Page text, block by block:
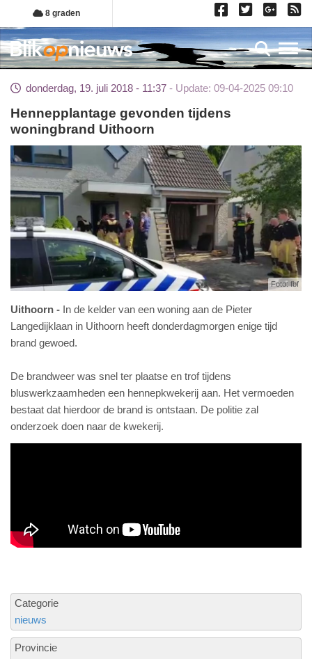
Overslaan
en
naar
de
gaan
8 graden
donderdag, 19. juli 2018 - 11:37 Update: 09-04-2025 09:10
Hennepplantage gevonden tijdens
woningbrand Uithoorn
Foto: fbf
Uithoorn
In de kelder van een woning aan de Pieter
Langedijklaan in Uithoorn heeft donderdagmorgen enige tijd
brand gewoed.
De brandweer was snel ter plaatse en trof tijdens
bluswerkzaamheden een hennepkwekerij aan. Het vermoeden
bestaat dat hierdoor de brand is ontstaan. De politie zal
onderzoek doen naar de kwekerij.
Categorie
nieuws
Provincie